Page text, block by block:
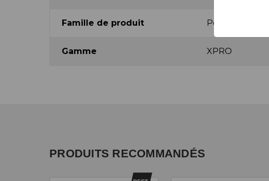
Famille de produit Pédales /
Gamme XPRO
PRODUITS RECOMMANDÉS